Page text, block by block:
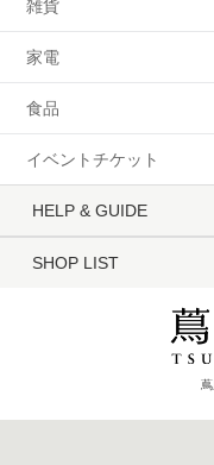
雑貨
家電
食品
イベントチケット
HELP & GUIDE
SHOP LIST